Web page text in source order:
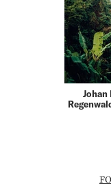
Johan